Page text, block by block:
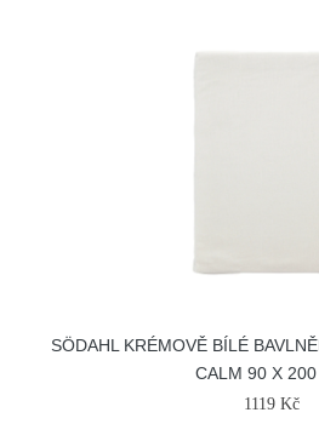
SÖDAHL KRÉMOVĚ BÍLÉ
CALM 90 X
1119 Kč